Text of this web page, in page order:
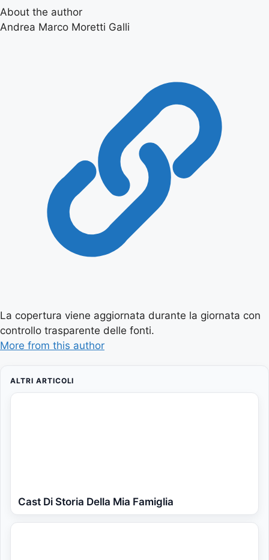
About the author
Andrea Marco Moretti Galli
La copertura viene aggiornata durante la giornata con
controllo trasparente delle fonti.
More from this author
ALTRI ARTICOLI
Cast Di Storia Della Mia Famiglia